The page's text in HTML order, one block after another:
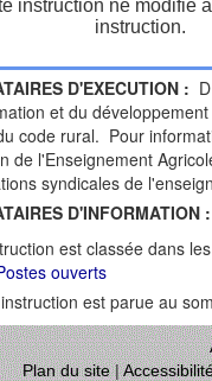
instruction ne modifie
instruction.
D'EXECUTION :
et du
code rural. Pour
de l'Enseignement
syndicales de
D'INFORMATION :
est classée dans
ouverts
est parue au
Plan du site|